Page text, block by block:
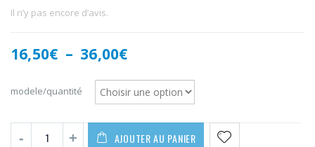
Il n’y pas encore d’avis.
16,50€ – 36,00€Plage
prix :
16,50€
36,00€
modele/quantité
AJOUTER AU PANIER